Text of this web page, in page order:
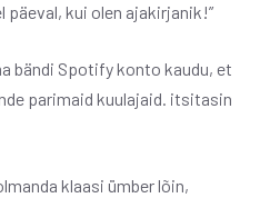
päeval, kui olen ajakirjanik!”
bändi Spotify konto kaudu, et
parimaid kuulajaid. itsitasin
klaasi ümber lõin,